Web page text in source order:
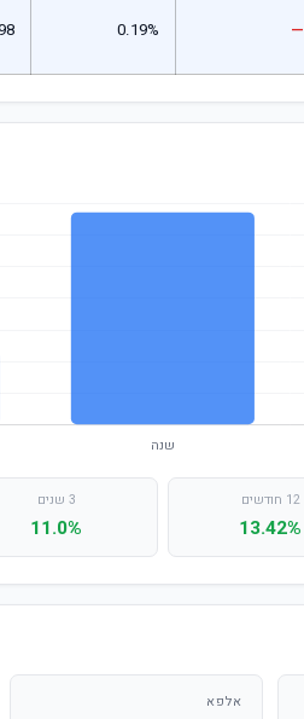
—
0.19%
12 חודשים
13.42%
3 שנים
11.0%
אלפא